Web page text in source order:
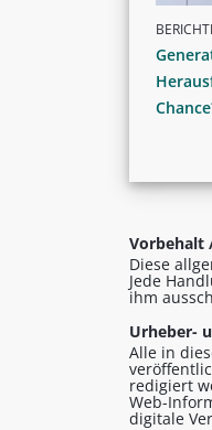
Vorbehalt
Diese
Jede
ihm
Urheber-
Alle in
redigiert
Web-
digitale